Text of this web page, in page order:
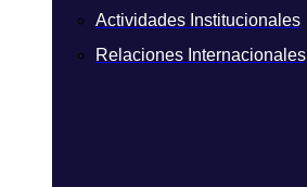
Actividades Institucionales
Relaciones Internacionales